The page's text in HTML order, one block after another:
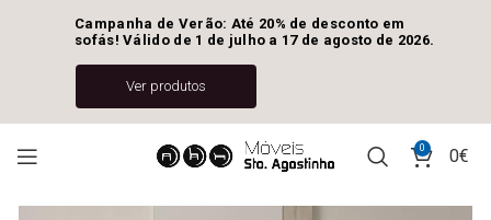
0 0€
Campanha de Verão: Até 20% de desconto em
sofás! Válido de 1 de julho a 17 de agosto de 2026.
Ver produtos